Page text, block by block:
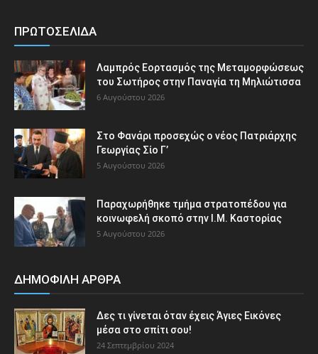
ΠΡΩΤΟΣΕΛΙΔΑ
Λαμπρός Εορτασμός της Μεταμορφώσεως
του Σωτήρος στην Παναγία τη Μηλιώτισσα
6 Αυγούστου 2026
Στο Φανάρι προσεχώς ο νέος Πατριάρχης
Γεωργίας Σίο Γ’
5 Αυγούστου 2026
Παραχωρήθηκε τμήμα στρατοπέδου για
κοινωφελή σκοπό στην Ι.Μ. Καστορίας
5 Αυγούστου 2026
ΔΗΜΟΦΙΛΗ ΑΡΘΡΑ
Δες τι γίνεται όταν έχεις Άγιες Εικόνες
μέσα στο σπίτι σου!
24 Σεπτεμβρίου 2024